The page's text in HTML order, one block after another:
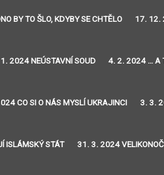
BY TO ŠLO, KDYBY SE CHTĚLO 17. 12.
2024 NEÚSTAVNÍ SOUD 4. 2. 2024 … A
CO SI O NÁS MYSLÍ UKRAJINCI 3. 3.
ISLÁMSKÝ STÁT 31. 3. 2024